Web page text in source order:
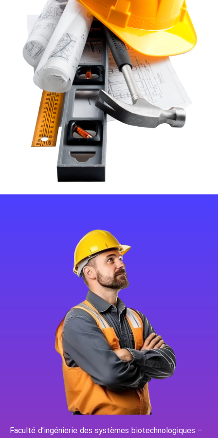
Faculté d’ingénierie des systèmes biotechnologiques –